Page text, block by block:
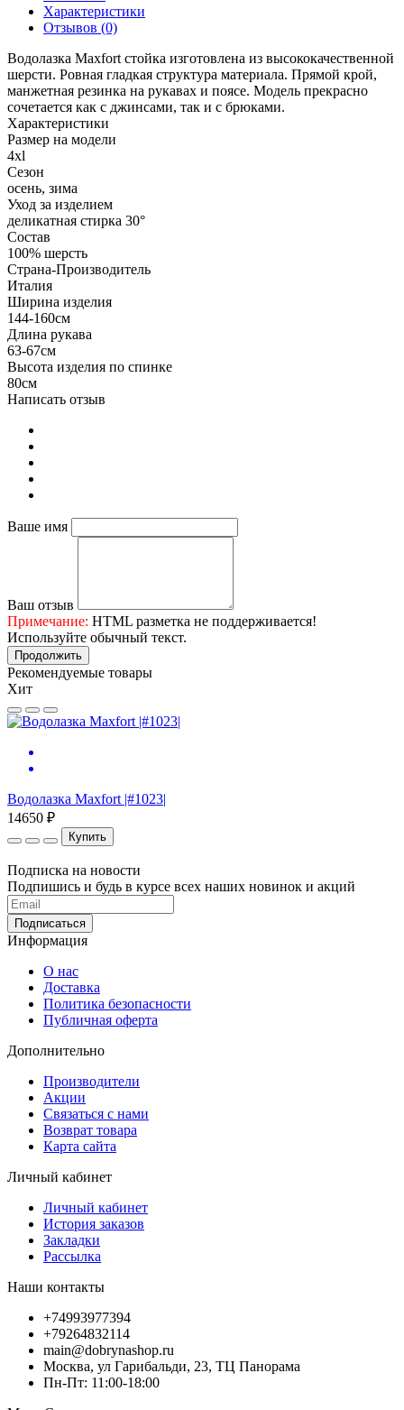
Характеристики
Отзывов (0)
Водолазка Maxfort стойка изготовлена из высококачественной
шерсти. Ровная гладкая структура материала. Прямой крой,
манжетная резинка на рукавах и поясе. Модель прекрасно
сочетается как с джинсами, так и с брюками.
Характеристики
Размер на модели
4xl
Сезон
осень, зима
Уход за изделием
деликатная стирка 30°
Состав
100% шерсть
Страна-Производитель
Италия
Ширина изделия
144-160см
Длина рукава
63-67см
Высота изделия по спинке
80см
Написать отзыв
Ваше имя
Ваш отзыв
Примечание: HTML разметка не поддерживается!
Используйте обычный текст.
Продолжить
Рекомендуемые товары
Хит
Водолазка Maxfort |#1023|
14650 ₽
Купить
Подписка на новости
Подпишись и будь в курсе всех наших новинок и акций
Информация
О нас
Доставка
Политика безопасности
Публичная оферта
Дополнительно
Производители
Акции
Связаться с нами
Возврат товара
Карта сайта
Личный кабинет
Личный кабинет
История заказов
Закладки
Рассылка
Наши контакты
+74993977394
+79264832114
main@dobrynashop.ru
Москва, ул Гарибальди, 23, ТЦ Панорама
Пн-Пт: 11:00-18:00